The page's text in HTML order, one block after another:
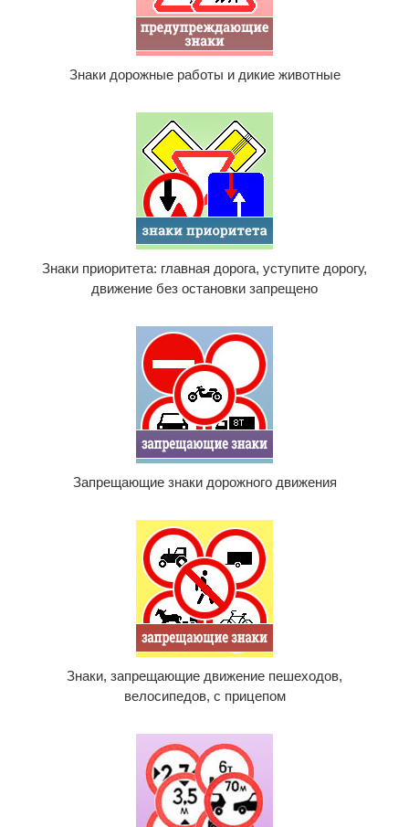
Знаки дорожные работы и дикие животные
Знаки приоритета: главная дорога, уступите дорогу,
движение без остановки запрещено
Запрещающие знаки дорожного движения
Знаки, запрещающие движение пешеходов,
велосипедов, с прицепом